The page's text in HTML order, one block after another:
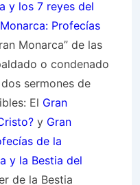
y los 7 reyes del
Profecías
Monarca” de las
o condenado
sermones de
El Gran
y Gran
de la
y la Bestia del
de la Bestia